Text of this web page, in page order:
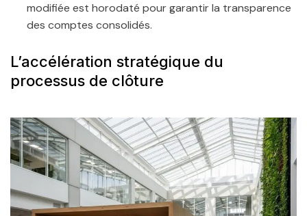
modifiée est horodaté pour garantir la transparence
des comptes consolidés.
L’accélération stratégique du
processus de clôture